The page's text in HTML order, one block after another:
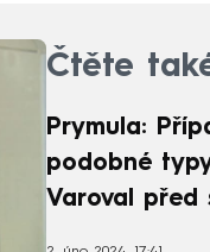
Čtěte
Prymula:
podobné
Varoval před